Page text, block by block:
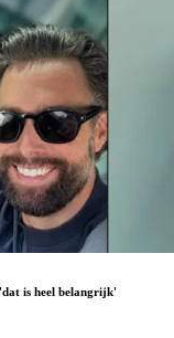
is heel belangrijk'